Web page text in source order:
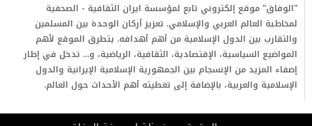
"الوفاق" موقع إلكتروني تابع لمؤسسة ايران الثقافية - الصحفية
لمخاطبة العالم العربي والإسلامي. تعزيز أركان الوحدة بين المسلمين
والتقارب بين الدول الإسلامية من أهم أهدافه. يتطرق الموقع لأهم
المواضيع السياسية، الإقتصادية، الثقافية، الرياضية، و... تدخل في إطار
إضفاء المزيد من الإنسجام بين الجمهورية الإسلامية الإيرانية والدول
الإسلامية والعربية، بالإضافة إلى تغطيته أهم الأحداث حول العالم.